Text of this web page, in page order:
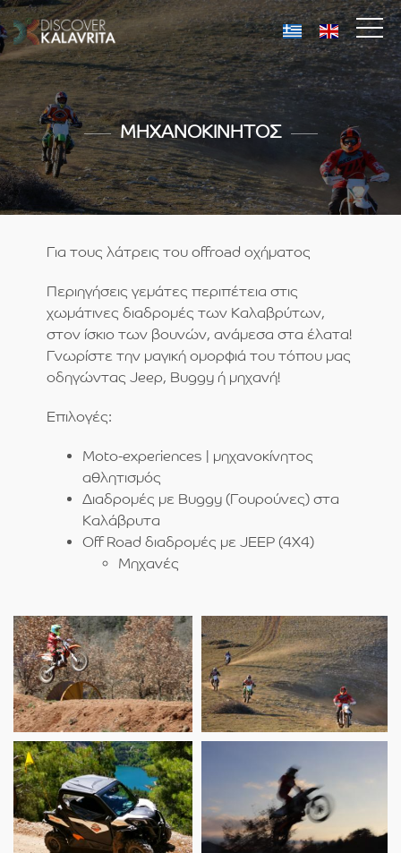
ΜΗΧΑΝΟΚΙΝΗΤΟΣ
Για τους λάτρεις του offroad οχήματος
Περιηγήσεις γεμάτες περιπέτεια στις
χωμάτινες διαδρομές των Καλαβρύτων,
στον ίσκιο των βουνών, ανάμεσα στα έλατα!
Γνωρίστε την μαγική ομορφιά του τόπου μας
οδηγώντας Jeep, Buggy ή μηχανή!
Επιλογές:
Μoto-experiences | μηχανοκίνητος
αθλητισμός
Διαδρομές με Buggy (Γουρούνες) στα
Καλάβρυτα
Off Road διαδρομές με JEEP (4X4)
Μηχανές